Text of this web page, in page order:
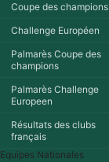
Coupe des champions
Challenge Européen
Palmarès Coupe des
champions
Palmarès Challenge
Europeen
Résultats des clubs
français
Equipes Nationales